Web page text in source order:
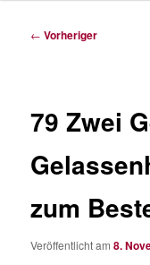
Beitragsnavigation
← Vorheriger
79 Zwei
zum
Veröffentlicht am8.